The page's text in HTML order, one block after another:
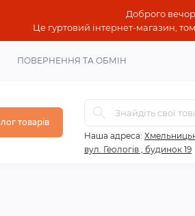
Доброго
Це гуртовий інтернет-магазин,
ПОВЕРНЕННЯ ТА ОБМІН
товарів
Наша адреса:
вул. Геологів , будинок 19